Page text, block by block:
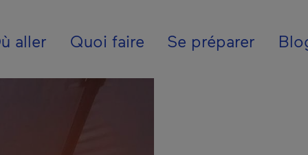
- Fr - Canada
aller Quoi faire Se préparer